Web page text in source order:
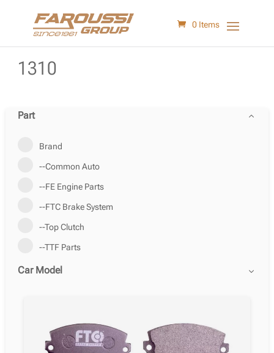
0 Items
1310
Part
Brand
--Common Auto
--FE Engine Parts
--FTC Brake System
--Top Clutch
--TTF Parts
Car Model